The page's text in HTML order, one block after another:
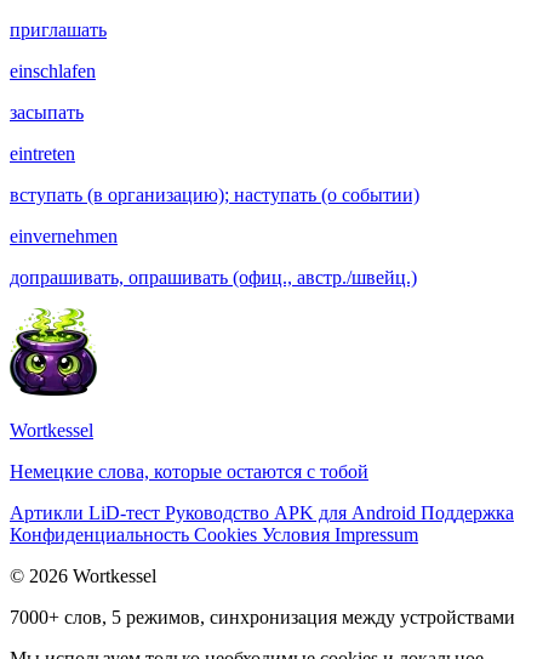
приглашать
einschlafen
засыпать
eintreten
вступать (в организацию); наступать (о событии)
einvernehmen
допрашивать, опрашивать (офиц., австр./швейц.)
Wortkessel
Немецкие слова, которые остаются с тобой
Артикли LiD-тест Руководство APK для Android Поддержка
Конфиденциальность Cookies Условия Impressum
© 2026 Wortkessel
7000+ слов, 5 режимов, синхронизация между устройствами